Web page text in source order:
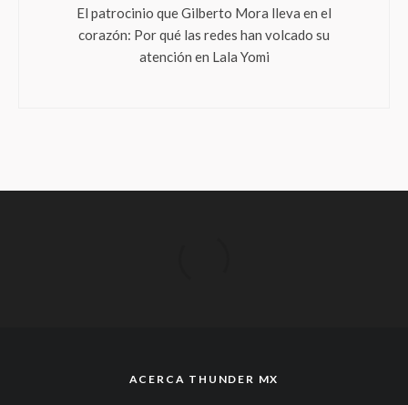
El patrocinio que Gilberto Mora lleva en el
corazón: Por qué las redes han volcado su
atención en Lala Yomi
ACERCA THUNDER MX